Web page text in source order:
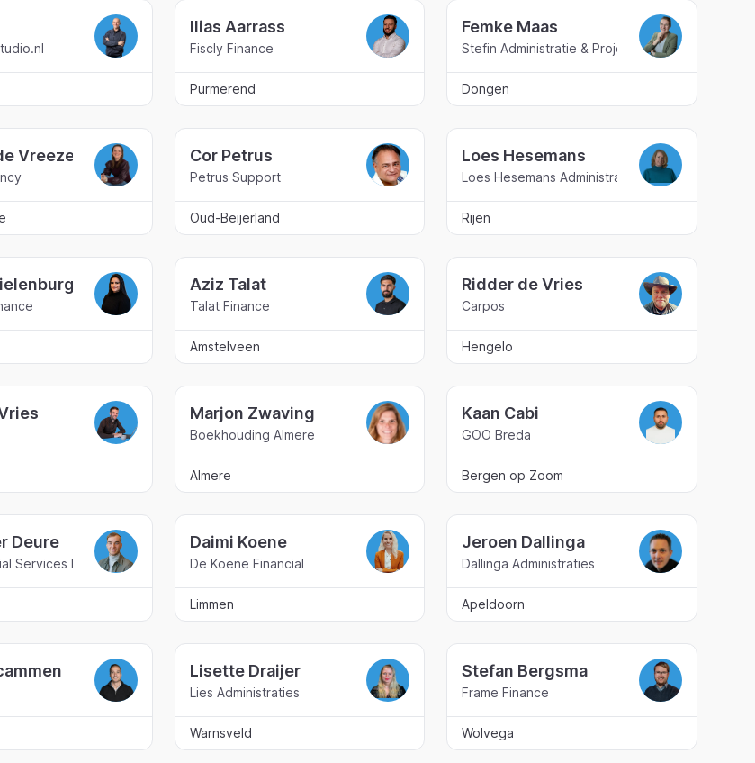
Ilias Aarrass
Fiscly Finance
Purmerend
Femke Maas
Stefin Administratie & Projecten
Dongen
Vreeze Cor Petrus
Petrus Support
Oud-Beijerland
Loes Hesemans
Loes Hesemans Administratie & Coaching
Rijen
Aziz Talat
Talat Finance
Amstelveen
Ridder de Vries
Carpos
Hengelo
Marjon Zwaving
Boekhouding Almere
Almere
Kaan Cabi
GOO Breda
Bergen op Zoom
Deure
Services B.V.
Daimi Koene
De Koene Financial
Limmen
Jeroen Dallinga
Dallinga Administraties
Apeldoorn
Lisette Draijer
Lies Administraties
Warnsveld
Stefan Bergsma
Frame Finance
Wolvega